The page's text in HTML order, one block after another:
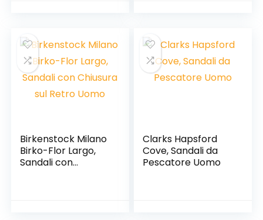
Birkenstock Milano
Birko-Flor Largo,
Sandali con
Clarks Hapsford
Cove, Sandali da
Pescatore Uomo